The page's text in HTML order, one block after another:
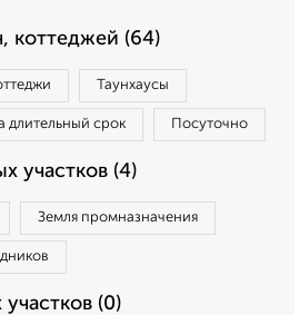
коттеджей (64)
Таунхаусы
длительный срок Посуточно
участков (4)
Земля промназначения
(0)